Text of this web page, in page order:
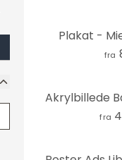
Plakat -
fra
fra